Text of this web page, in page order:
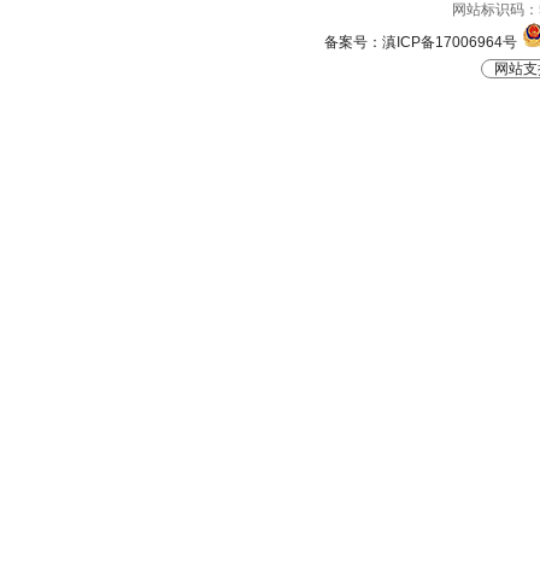
网站标识码
备案号：滇ICP备17006964号
网站